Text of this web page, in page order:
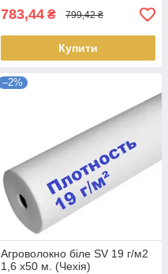
783,44 ₴ 799,42 ₴
Купити
–2%
Агроволокно біле SV 19 г/м2
1,6 х50 м. (Чехія)